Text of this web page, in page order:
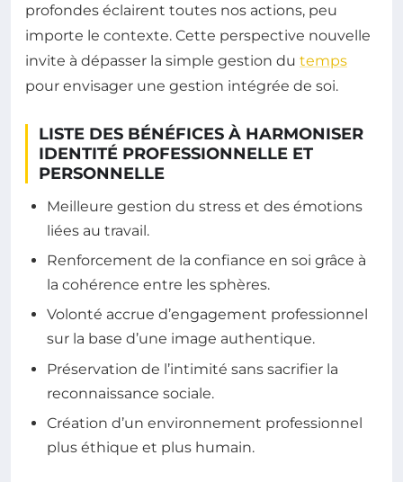
profondes éclairent toutes nos actions, peu
importe le contexte. Cette perspective nouvelle
invite à dépasser la simple gestion du temps
pour envisager une gestion intégrée de soi.
LISTE DES BÉNÉFICES À HARMONISER
IDENTITÉ PROFESSIONNELLE ET
PERSONNELLE
Meilleure gestion du stress et des émotions
liées au travail.
Renforcement de la confiance en soi grâce à
la cohérence entre les sphères.
Volonté accrue d’engagement professionnel
sur la base d’une image authentique.
Préservation de l’intimité sans sacrifier la
reconnaissance sociale.
Création d’un environnement professionnel
plus éthique et plus humain.